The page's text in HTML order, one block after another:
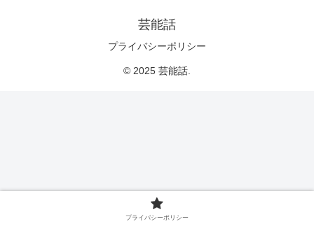
芸能話
プライバシーポリシー
© 2025 芸能話.
プライバシーポリシー